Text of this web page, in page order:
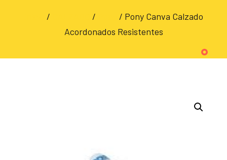
/ /
/ Pony Canva Calzado
Acordonados Resistentes